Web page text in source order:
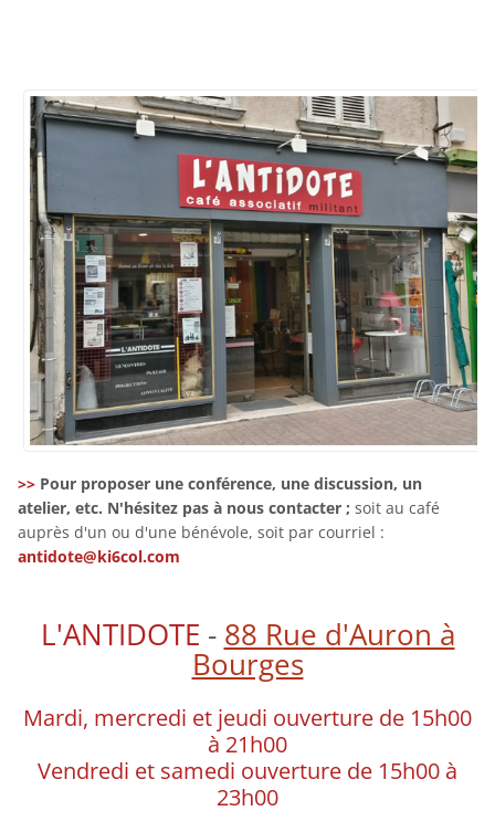
>> Pour proposer une conférence, une discussion, un
atelier, etc. N'hésitez pas à nous contacter ; soit au café
auprès d'un ou d'une bénévole, soit par courriel :
antidote@ki6col.com
L'ANTIDOTE - 88 Rue d'Auron à
Bourges
Mardi, mercredi et jeudi ouverture de 15h00
à 21h00
Vendredi et samedi ouverture de 15h00 à
23h00